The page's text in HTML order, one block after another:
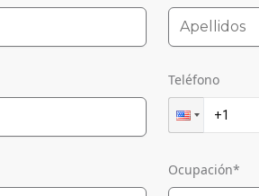
Teléfono
Ocupación*